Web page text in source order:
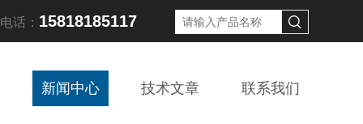
话： 15818185117
新闻中心 技术文章 联系我们